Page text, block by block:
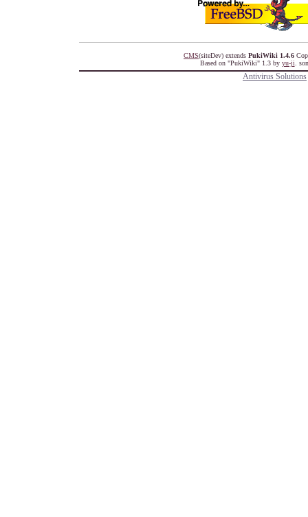
CMS(siteDev) extends PukiWiki 1.4.6
Based on "PukiWiki" 1.3 by yu-ji .
Antivirus Solutions